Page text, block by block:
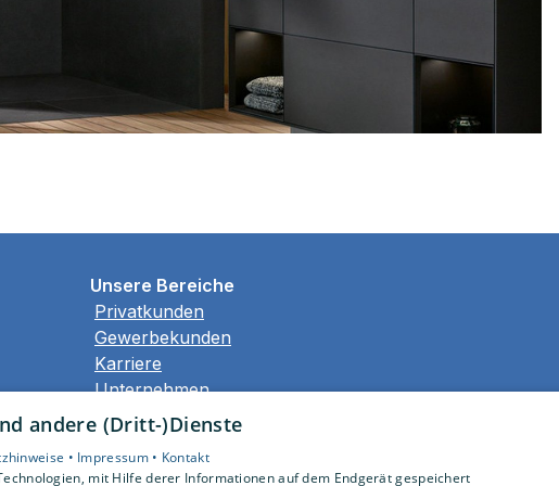
Unsere Bereiche
Privatkunden
Gewerbekunden
Karriere
Unternehmen
Kontakt
andere (Dritt-)Dienste
• Impressum • Kontakt
mit Hilfe derer Informationen auf dem Endgerät gespeichert